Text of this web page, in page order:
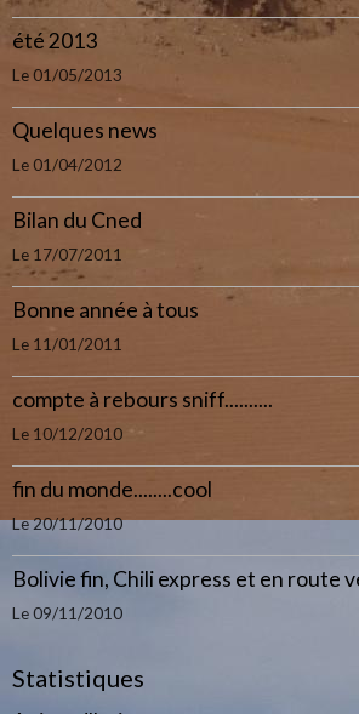
été 2013
Le 01/05/2013
Quelques news
Le 01/04/2012
Bilan du Cned
Le 17/07/2011
Bonne année à tous
Le 11/01/2011
compte à rebours sniff..........
Le 10/12/2010
fin du monde........cool
Le 20/11/2010
Bolivie fin, Chili express et en route
Le 09/11/2010
Statistiques